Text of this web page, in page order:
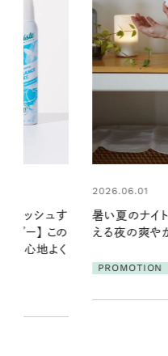
ン。私を整
ケア
2026.06.01
真夏に向けて
やりジェルと
ア